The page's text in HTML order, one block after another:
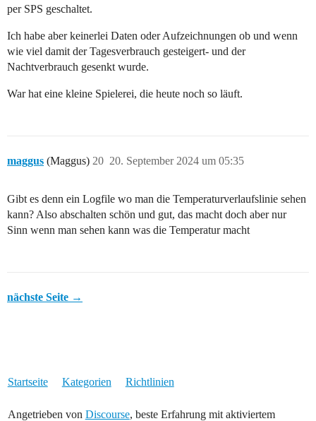
per SPS geschaltet.
Ich habe aber keinerlei Daten oder Aufzeichnungen ob und wenn
wie viel damit der Tagesverbrauch gesteigert- und der
Nachtverbrauch gesenkt wurde.
War hat eine kleine Spielerei, die heute noch so läuft.
maggus (Maggus) 20. September 2024 um 05:35
20
Gibt es denn ein Logfile wo man die Temperaturverlaufslinie sehen
kann? Also abschalten schön und gut, das macht doch aber nur
Sinn wenn man sehen kann was die Temperatur macht
nächste Seite →
Startseite Kategorien Richtlinien
Angetrieben von Discourse, beste Erfahrung mit aktiviertem